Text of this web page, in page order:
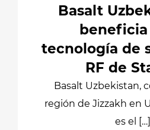
Basalt
tecnología de
RF de
Basalt Uzbekistan,
región de Jizzakh en
es el […]